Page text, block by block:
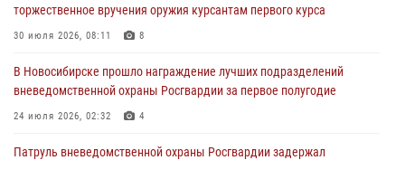
В Новосибирске военнослужащие Росгвардии почтили память детей
– жертв войны в Донбассе
торжественное вручения оружия курсантам первого курса
30 июля 2026, 08:11 8
В Новосибирске прошло награждение лучших подразделений
вневедомственной охраны Росгвардии за первое полугодие
24 июля 2026, 02:32 4
Патруль вневедомственной охраны Росгвардии задержал